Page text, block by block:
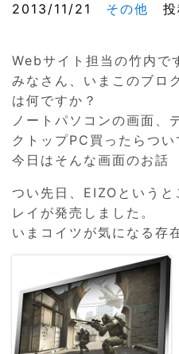
2013/11/21 その他 投
Webサイト担当の竹内で
みなさん、いまこのブロ
は何ですか？
ノートパソコンの画面、
クトップPC買ったらつい
今日はそんな画面のお話
つい先日、EIZOという
レイが発売しました。
いまコイツが気になる存